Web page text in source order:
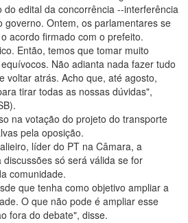
edital da concorrência --interferência
governo. Ontem, os parlamentares se
acordo firmado com o prefeito.
Então, temos que tomar muito
Não adianta nada fazer tudo
voltar atrás. Acho que, até agosto,
tirar todas as nossas dúvidas",
na votação do projeto do transporte
pela oposição.
líder do PT na Câmara, a
só será válida se for
comunidade.
que tenha como objetivo ampliar a
O que não pode é ampliar esse
fora do debate", disse.